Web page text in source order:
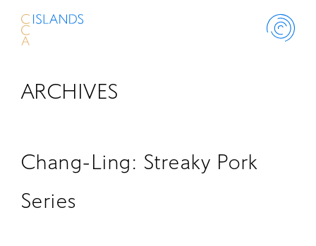
ABOUT
ARCHIVES
Chang-Ling: Streaky Pork
Series